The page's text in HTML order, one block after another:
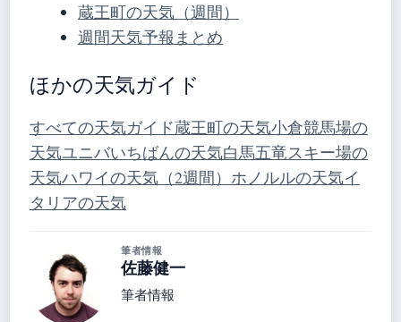
蔵王町の天気（週間）
週間天気予報まとめ
ほかの天気ガイド
すべての天気ガイド蔵王町の天気小倉競馬場の
天気ユニバいちばんの天気白馬五竜スキー場の
天気ハワイの天気（2週間） ホノルルの天気イ
タリアの天気
筆者情報
佐藤健一
筆者情報